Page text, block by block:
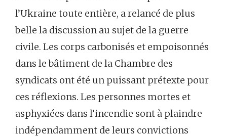
l’Ukraine toute entière, a relancé de plus
belle la discussion au sujet de la guerre
civile. Les corps carbonisés et empoisonnés
dans le bâtiment de la Chambre des
syndicats ont été un puissant prétexte pour
ces réflexions. Les personnes mortes et
asphyxiées dans l’incendie sont à plaindre
indépendamment de leurs convictions